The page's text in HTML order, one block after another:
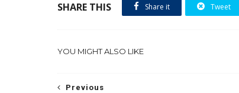
SHARE THIS Share it Tweet
YOU MIGHT ALSO LIKE
Previous